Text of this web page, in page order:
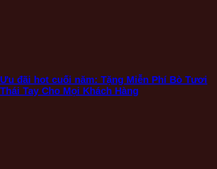
Ưu đãi hot cuối năm: Tặng Miễn Phí Bò Tươi
Thái Tay Cho Mọi Khách Hàng